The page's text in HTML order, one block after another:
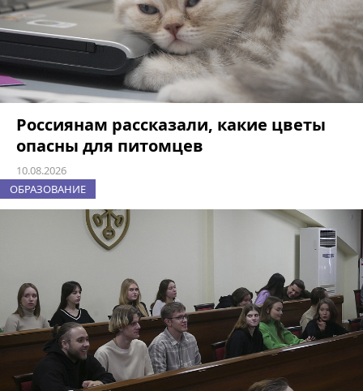
Россиянам рассказали, какие цветы
опасны для питомцев
10.08.2026
ОБРАЗОВАНИЕ